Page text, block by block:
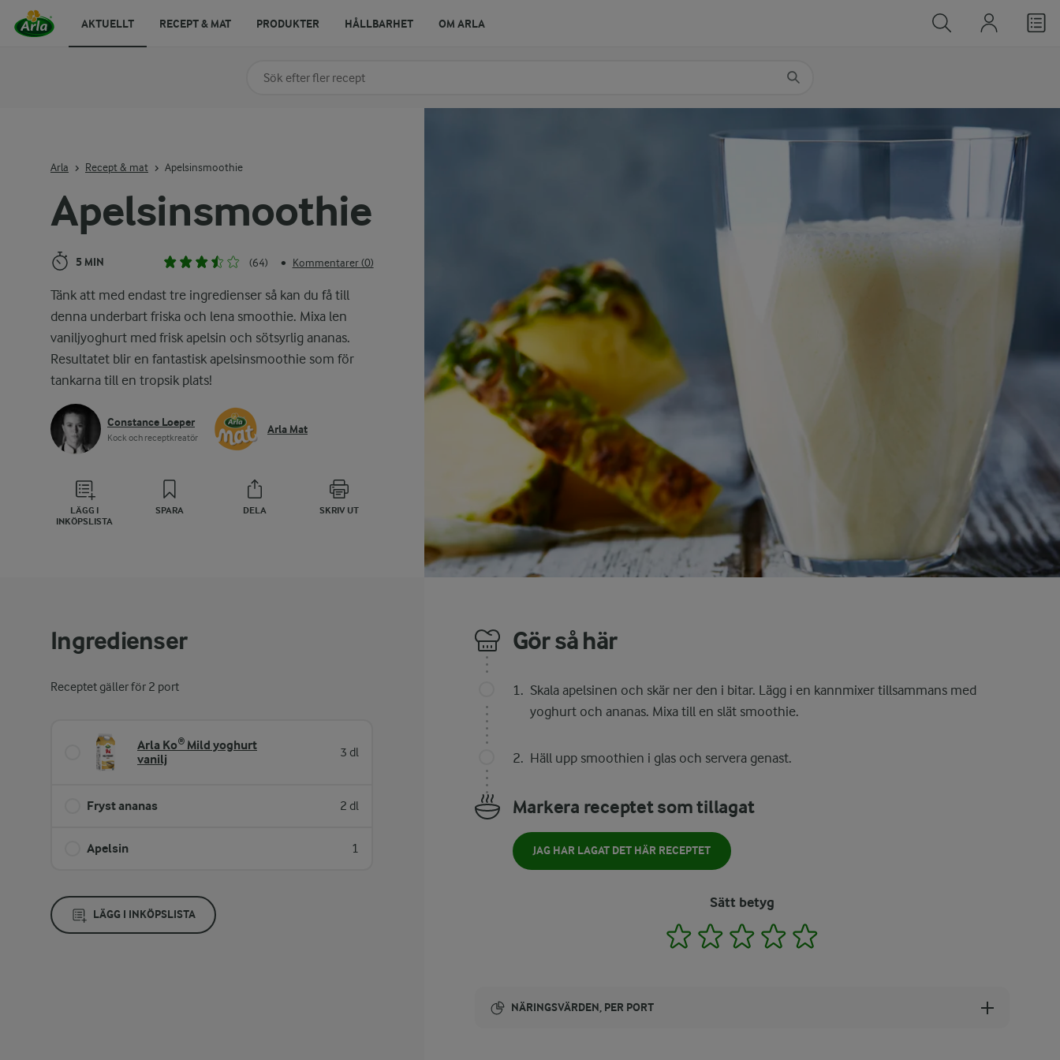
Apelsinsmoothie
5 MIN (64) • Kommentarer (0)
Tänk att med endast tre ingredienser så kan du få till
denna underbart friska och lena smoothie. Mixa len
vaniljyoghurt med frisk apelsin och sötsyrlig ananas.
Resultatet blir en fantastisk apelsinsmoothie som för
tankarna till en tropsik plats!
Constance Loeper
Kock och receptkreatör
Arla Mat
LÄGG I
INKÖPSLISTA
SPARA DELA SKRIV UT
Arla Recept & mat Apelsinsmoothie
Ingredienser
Receptet gäller för 2 port
Arla Ko® Mild yoghurt
vanilj
3 dl
Fryst ananas 2 dl
Apelsin 1
LÄGG I INKÖPSLISTA
Gör så här
Skala apelsinen och skär ner den i bitar. Lägg i en kannmixer tillsammans med
yoghurt och ananas. Mixa till en slät smoothie.
Häll upp smoothien i glas och servera genast.
Markera receptet som tillagat
JAG HAR LAGAT DET HÄR RECEPTET
Sätt betyg
1 2 3 4
NÄRINGSVÄRDEN, PER PORT
Sök på kategori eller ingrediens
AKTUELLT RECEPT & MAT PRODUKTER HÅLLBARHET OM ARLA